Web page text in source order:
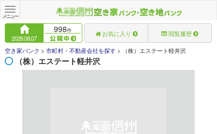
Toggle
navigation
メニュー
2026.08.07
998件 お気に入り 閲覧履歴
空き家バンク > 市町村・不動産会社を探す > （株）エステート軽井沢
（株）エステート軽井沢